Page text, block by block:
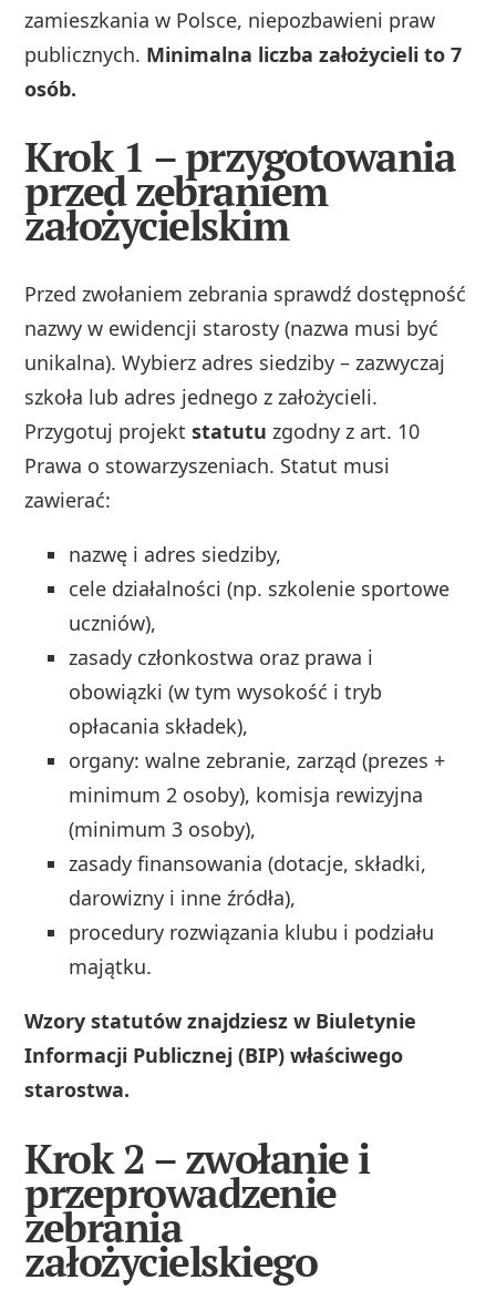
zamieszkania w Polsce, niepozbawieni praw
publicznych. Minimalna liczba założycieli to 7
osób.
Krok 1 – przygotowania
przed zebraniem
założycielskim
Przed zwołaniem zebrania sprawdź dostępność
nazwy w ewidencji starosty (nazwa musi być
unikalna). Wybierz adres siedziby – zazwyczaj
szkoła lub adres jednego z założycieli.
Przygotuj projektstatutu zgodny z art. 10
Prawa o stowarzyszeniach. Statut musi
zawierać:
nazwę i adres siedziby,
cele działalności (np. szkolenie sportowe
uczniów),
zasady członkostwa oraz prawa i
obowiązki (w tym wysokość i tryb
opłacania składek),
organy: walne zebranie, zarząd (prezes +
minimum 2 osoby), komisja rewizyjna
(minimum 3 osoby),
zasady finansowania (dotacje, składki,
darowizny i inne źródła),
procedury rozwiązania klubu i podziału
majątku.
Wzory statutów znajdziesz w Biuletynie
Informacji Publicznej (BIP) właściwego
starostwa.
Krok 2 – zwołanie i
przeprowadzenie
zebrania
założycielskiego